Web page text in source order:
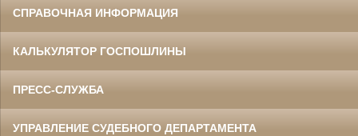
СПРАВОЧНАЯ ИНФОРМАЦИЯ
КАЛЬКУЛЯТОР ГОСПОШЛИНЫ
ПРЕСС-СЛУЖБА
УПРАВЛЕНИЕ СУДЕБНОГО ДЕПАРТАМЕНТА